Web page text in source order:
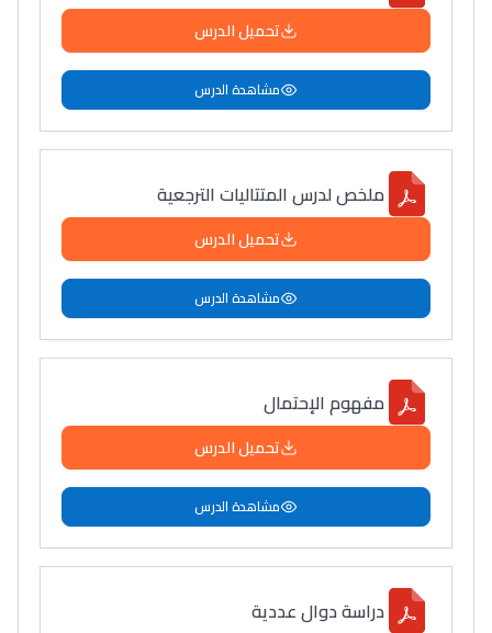
تحميل الدرس
مشاهدة الدرس
ملخص لدرس المتتاليات الترجعية
تحميل الدرس
مشاهدة الدرس
مفهوم الإحتمال
تحميل الدرس
مشاهدة الدرس
دراسة دوال عددية